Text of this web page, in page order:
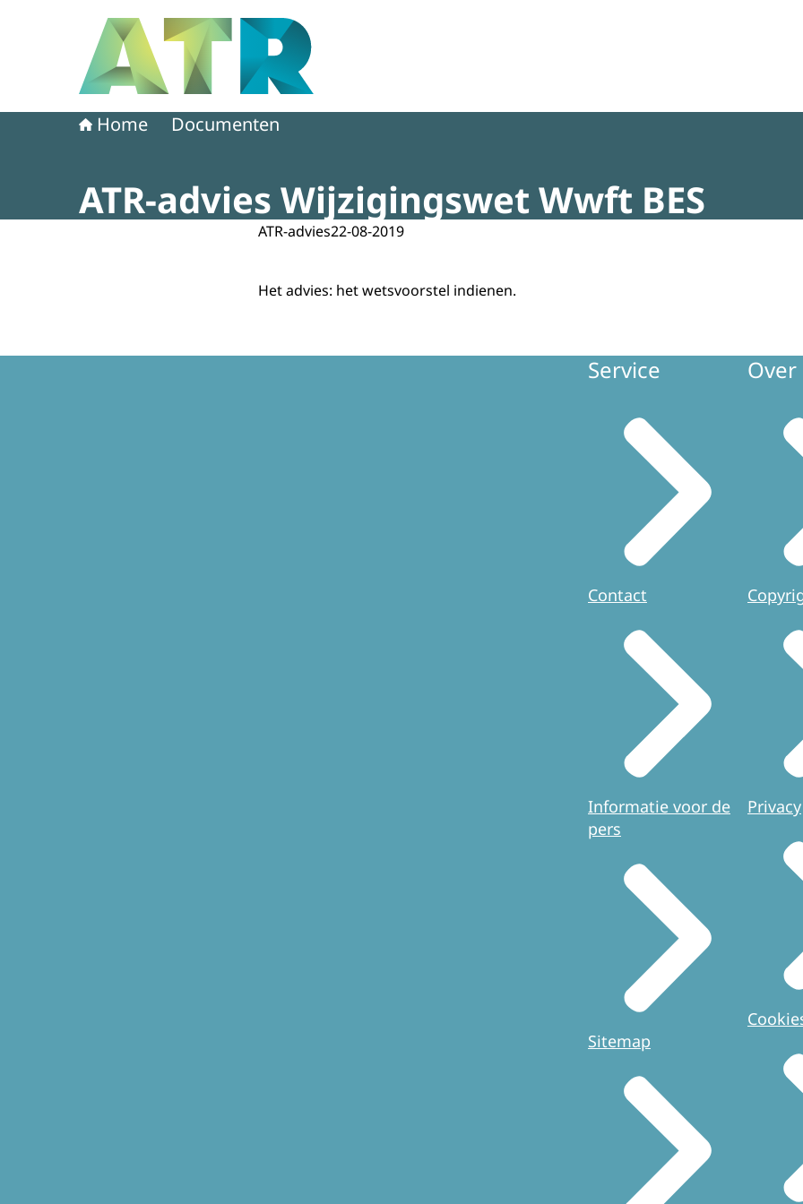
Home Documenten
ATR-advies Wijzigingswet Wwft BES
ATR-advies22-08-2019
Het advies: het wetsvoorstel indienen.
Service
Contact
Informatie voor de
pers
Sitemap
Privacy